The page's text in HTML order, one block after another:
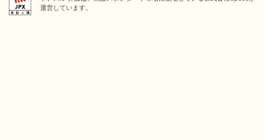
運営しています。